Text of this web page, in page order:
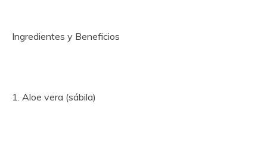
Ingredientes y Beneficios
1. Aloe vera (sábila)